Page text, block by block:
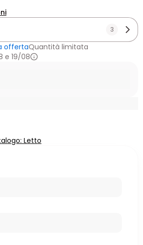
3
offertaQuantità limitata
e 19/08
Letto